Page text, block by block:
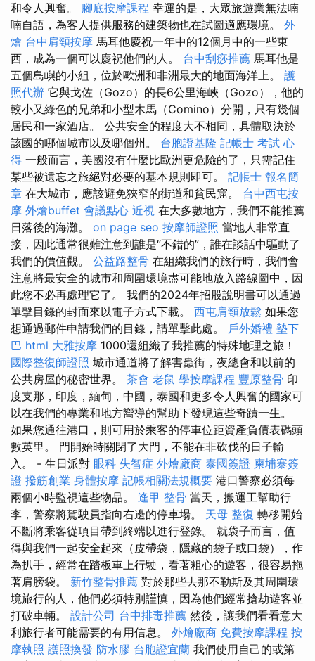
和令人興奮。 腳底按摩課程 幸運的是，大眾旅遊業無法喃
喃自語，為客人提供服務的建築物也在試圖適應環境。 外
燴 台中肩頸按摩 馬耳他慶祝一年中的12個月中的一些東
西，成為一個可以慶祝他們的人。 台中刮痧推薦 馬耳他是
五個島嶼的小組，位於歐洲和非洲最大的地面海洋上。 護
照代辦 它與戈佐（Gozo）的長6公里海峽（Gozo），他的
較小又綠色的兄弟和小型木馬（Comino）分開，只有幾個
居民和一家酒店。 公共安全的程度大不相同，具體取決於
該國的哪個城市以及哪個州。 台胞證基隆 記帳士 考試 心
得 一般而言，美國沒有什麼比歐洲更危險的了，只需記住
某些被遺忘之旅絕對必要的基本規則即可。 記帳士 報名簡
章 在大城市，應該避免狹窄的街道和貧民窟。 台中西屯按
摩 外燴buffet 會議點心 近視 在大多數地方，我們不能推薦
日落後的海灘。 on page seo 按摩師證照 當地人非常直
接，因此通常很難注意到誰是“不錯的”，誰在談話中驅動了
我們的價值觀。 公益路整骨 在組織我們的旅行時，我們會
注意將最安全的城市和周圍環境盡可能地放入路線圖中，因
此您不必再處理它了。 我們的2024年招股說明書可以通過
單擊目錄的封面來以電子方式下載。 西屯肩頸放鬆 如果您
想通過郵件申請我們的目錄，請單擊此處。 戶外婚禮 墊下
巴 html 大雅按摩 1000還組織了我推薦的特殊地理之旅！
國際整復師證照 城市通道將了解害蟲街，夜總會和以前的
公共房屋的秘密世界。 茶會 老鼠 學按摩課程 豐原整骨 印
度支那，印度，緬甸，中國，泰國和更多令人興奮的國家可
以在我們的專業和地方嚮導的幫助下發現這些奇蹟一生。
如果您通往港口，則可用於乘客的停車位距資產負債表碼頭
數英里。 門開始時關閉了大門，不能在非砍伐的日子輸
入。 - 生日派對 眼科 失智症 外燴廠商 泰國簽證 柬埔寨簽
證 撥筋創業 身體按摩 記帳相關法規概要 港口警察必須每
兩個小時監視這些物品。 逢甲 整骨 當天，搬運工幫助行
李，警察將駕駛員指向右邊的停車場。 天母 整復 轉移開始
不斷將乘客從項目帶到終端以進行登錄。 就袋子而言，值
得與我們一起安全起來（皮帶袋，隱藏的袋子或口袋），作
為扒手，經常在踏板車上行駛，看著粗心的遊客，很容易拖
著肩膀袋。 新竹整骨推薦 對於那些去那不勒斯及其周圍環
境旅行的人，他們必須特別謹慎，因為他們經常搶劫遊客並
打破車輛。 設計公司 台中排毒推薦 然後，讓我們看看意大
利旅行者可能需要的有用信息。 外燴廠商 免費按摩課程 按
摩執照 護照換發 防水膠 台胞證宜蘭 我們使用自己的或第